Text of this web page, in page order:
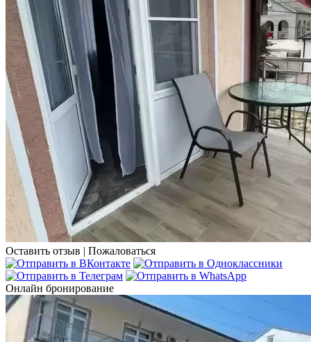
Оставить отзыв | Пожаловаться
Онлайн бронирование